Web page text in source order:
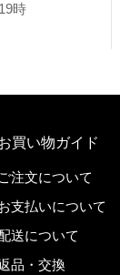
時
買い物ガイド
ご注文について
支払いについて
送について
品・交換